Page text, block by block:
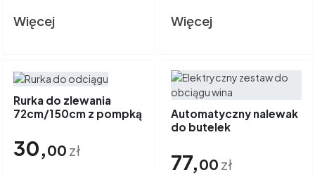
Więcej Więcej
Rurka do zlewania
72cm/150cm z pompką
30,00 zł
Automatyczny nalewak
do butelek
77,00 zł